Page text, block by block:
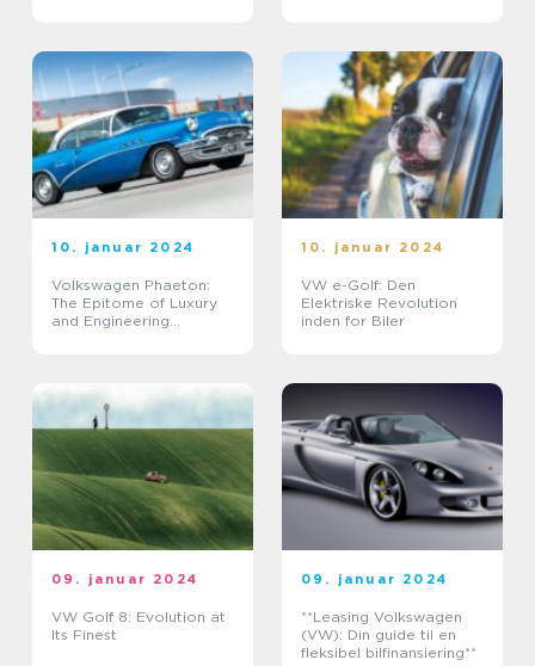
10. januar 2024
Volkswagen Phaeton:
The Epitome of Luxury
and Engineering
10. januar 2024
VW e-Golf: Den
Elektriske Revolution
inden for Biler
09. januar 2024
VW Golf 8: Evolution at
Its Finest
09. januar 2024
**Leasing Volkswagen
(VW): Din guide til en
fleksibel bilfinansiering**